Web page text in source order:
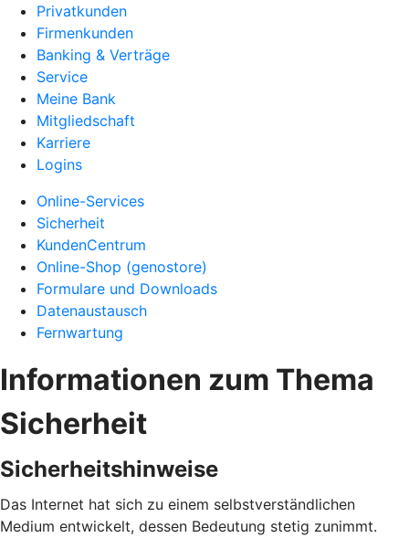
Privatkunden
Firmenkunden
Banking & Verträge
Service
Meine Bank
Mitgliedschaft
Karriere
Logins
Online-Services
Sicherheit
KundenCentrum
Online-Shop (genostore)
Formulare und Downloads
Datenaustausch
Fernwartung
Informationen zum Thema
Sicherheit
Sicherheitshinweise
Das Internet hat sich zu einem selbstverständlichen
Medium entwickelt, dessen Bedeutung stetig zunimmt.